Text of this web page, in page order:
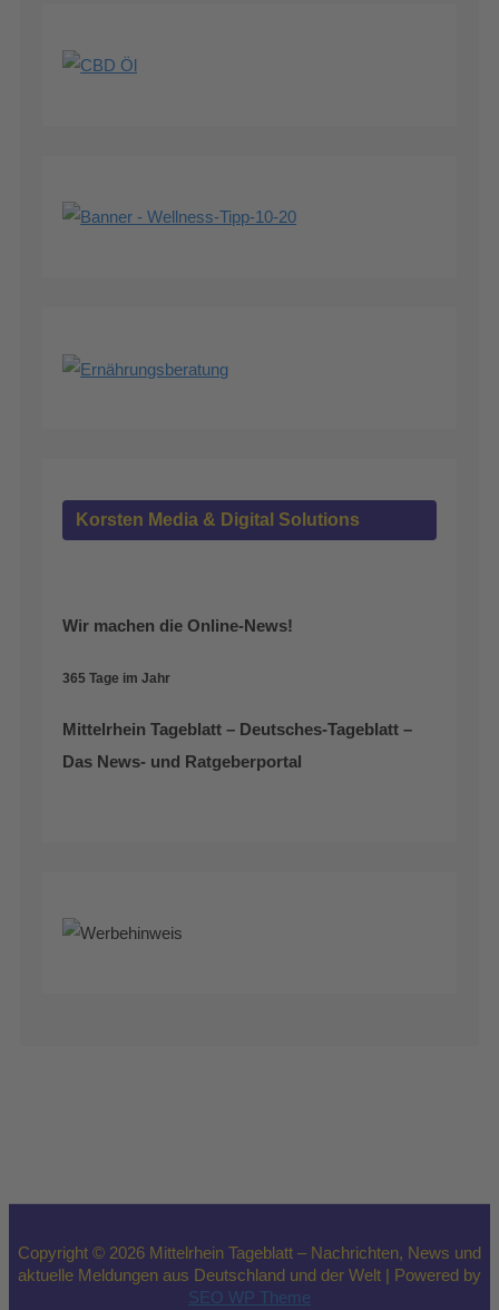
Korsten Media & Digital Solutions
Wir machen die Online-News!
365 Tage im Jahr
Mittelrhein Tageblatt – Deutsches-Tageblatt –
Das News- und Ratgeberportal
Copyright © 2026 Mittelrhein Tageblatt – Nachrichten, News und
aktuelle Meldungen aus Deutschland und der Welt | Powered by
SEO WP Theme